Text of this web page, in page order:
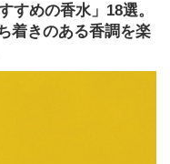
すめの香水」18選。
着きのある香調を楽